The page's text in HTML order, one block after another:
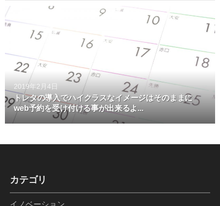
2019年2月4日
トレタの導入でハイクラスなイメージはそのままに
web予約を受け付ける事が出来るよ...
カテゴリ